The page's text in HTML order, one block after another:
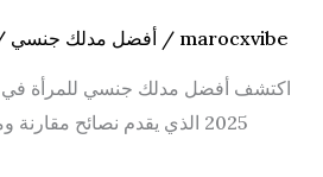
أفضل مدلك جنسي/ marocxvibe
اكتشف أفضل مدلك جنسي للمرأة في
2025 الذي يقدم نصائح